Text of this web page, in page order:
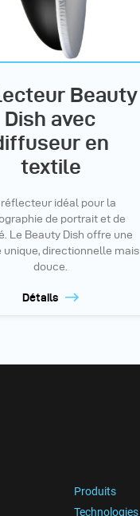
Beauty
Dish avec
en
textile
réflecteur idéal pour la
de portrait et de
Le Beauty Dish offre une
unique, directionnelle mais
douce.
Détails
Produits
Technologies